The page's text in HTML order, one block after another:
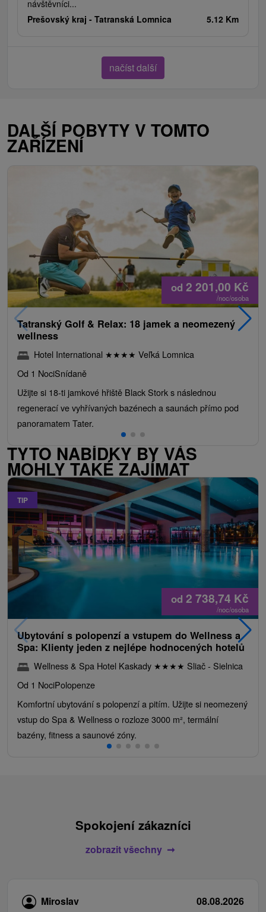
návštěvníci...
Prešovský kraj - Tatranská Lomnica 5.12 Km
načíst další
DALŠÍ POBYTY V TOMTO
ZAŘÍZENÍ
od 2 201,00 Kč
/noc/osoba
Tatranský Golf & Relax: 18 jamek a neomezený
wellness
Hotel International ★★★★ Veľká Lomnica
Od 1 NociSnídaně
Užijte si 18-ti jamkové hřiště Black Stork s následnou
regenerací ve vyhřívaných bazénech a saunách přímo pod
panoramatem Tater.
TYTO NABÍDKY BY VÁS
MOHLY TAKÉ ZAJÍMAT
TIP
od 2 738,74 Kč
/noc/osoba
Ubytování s polopenzí a vstupem do Wellness a
Spa: Klienty jeden z nejlépe hodnocených hotelů
Wellness & Spa Hotel Kaskady ★★★★ Sliač - Sielnica
Od 1 NociPolopenze
Komfortní ubytování s polopenzí a pitím. Užijte si neomezený
vstup do Spa & Wellness o rozloze 3000 m², termální
bazény, fitness a saunové zóny.
Spokojení zákazníci
zobrazit všechny
Miroslav
08.08.2026